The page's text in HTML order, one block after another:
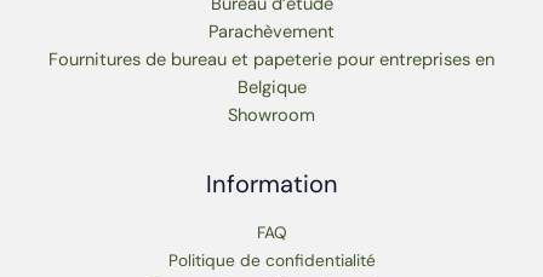
Bureau d’étude
Parachèvement
Fournitures de bureau et papeterie pour entreprises en
Belgique
Showroom
Information
FAQ
Politique de confidentialité